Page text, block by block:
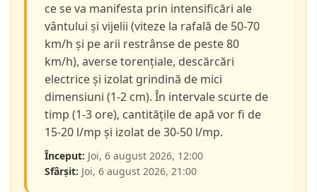
ce se va manifesta prin intensificări ale
vântului și vijelii (viteze la rafală de 50-70
km/h și pe arii restrânse de peste 80
km/h), averse torențiale, descărcări
electrice și izolat grindină de mici
dimensiuni (1-2 cm). În intervale scurte de
timp (1-3 ore), cantitățile de apă vor fi de
15-20 l/mp și izolat de 30-50 l/mp.
Început: Joi, 6 august 2026, 12:00
Sfârșit: Joi, 6 august 2026, 21:00